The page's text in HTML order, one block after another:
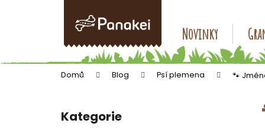
Novinky
Domů Blog Psí plemena 🐾
Přeskočit
kategorie
Kategorie
k
obchodu
obchodu